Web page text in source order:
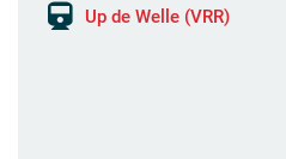
Up de Welle (VRR)